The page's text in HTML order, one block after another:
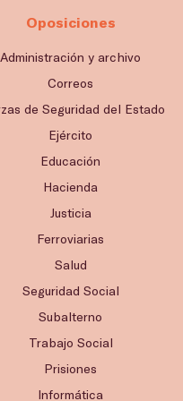
Oposiciones
Administración y archivo
Correos
de Seguridad del Estado
Ejército
Educación
Hacienda
Justicia
Ferroviarias
Salud
Seguridad Social
Subalterno
Trabajo Social
Prisiones
Informática